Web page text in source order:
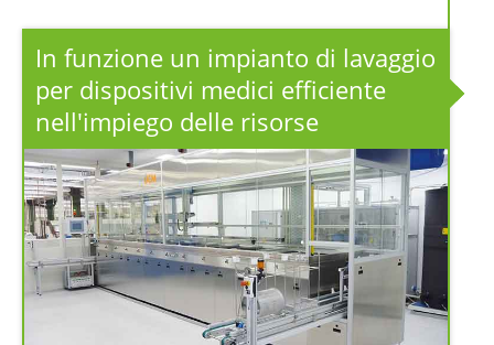
In funzione un impianto di lavaggio
per dispositivi medici efficiente
nell'impiego delle risorse